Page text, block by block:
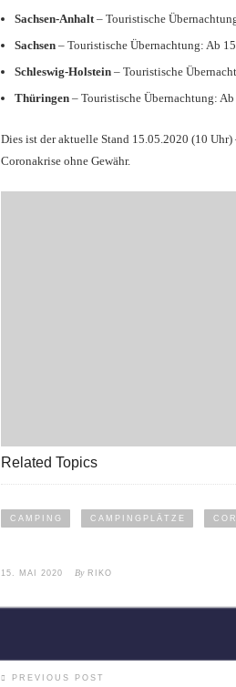
Sachsen-Anhalt – Touristische
Sachsen – Touristische Übernachtung: Ab
Schleswig-Holstein – Touristische
Thüringen – Touristische Übernachtung:
Dies ist der aktuelle Stand 15.05.2020 (10
Coronakrise ohne Gewähr.
Related Topics
CAMPING CAMPINGPLÄTZE
15. MAI 2020 By RIKO
PREVIOUS POST